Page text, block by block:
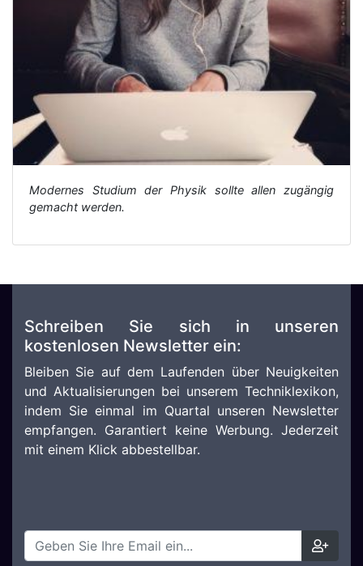
Modernes Studium der Physik sollte allen zugängig
gemacht werden.
Schreiben Sie sich in unseren
kostenlosen Newsletter ein:
Bleiben Sie auf dem Laufenden über Neuigkeiten
und Aktualisierungen bei unserem Techniklexikon,
indem Sie einmal im Quartal unseren Newsletter
empfangen. Garantiert keine Werbung. Jederzeit
mit einem Klick abbestellbar.